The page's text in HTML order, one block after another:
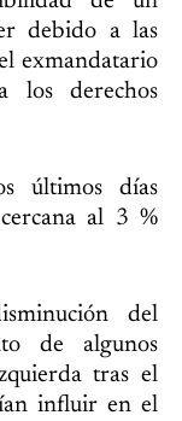
debido a las
exmandatario
los derechos
últimos días
al 3 %
del
de algunos
tras el
influir en el